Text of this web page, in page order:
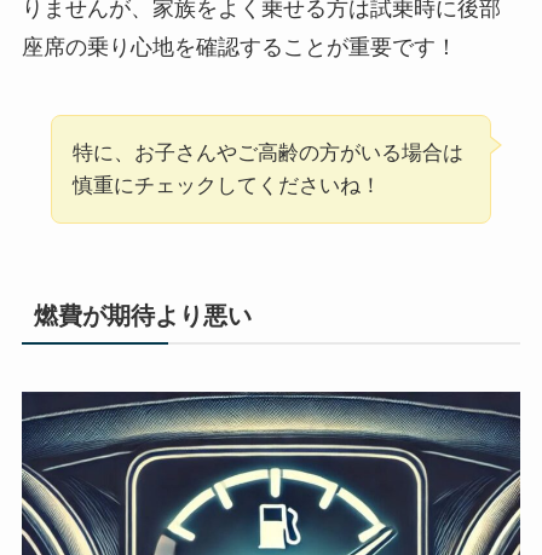
りませんが、家族をよく乗せる方は試乗時に後部
座席の乗り心地を確認することが重要です！
特に、お子さんやご高齢の方がいる場合は
慎重にチェックしてくださいね！
燃費が期待より悪い